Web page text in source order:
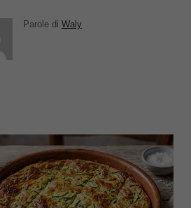
Parole di Waly